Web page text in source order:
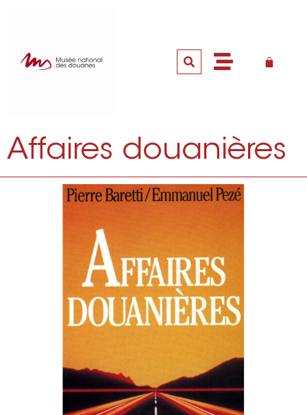
Affaires douanières